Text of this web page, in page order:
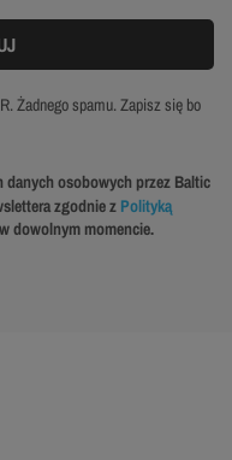
Żadnego spamu. Zapisz się bo
danych osobowych przez Baltic
zgodnie z Polityką
dowolnym momencie.